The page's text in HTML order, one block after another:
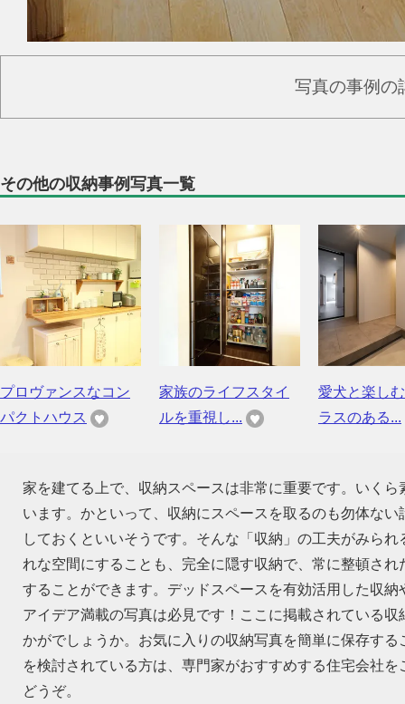
写真の事例の
その他の収納事例写真一覧
プロヴァンスなコン
パクトハウス
家族のライフスタイ
ルを重視し...
愛犬と楽し
ラスのある...
家を建てる上で、収納スペースは非常に重要です。いく
います。かといって、収納にスペースを取るのも勿体な
しておくといいそうです。そんな「収納」の工夫がみら
れな空間にすることも、完全に隠す収納で、常に整頓さ
することができます。デッドスペースを有効活用した収
アイデア満載の写真は必見です！ここに掲載されている
かがでしょうか。お気に入りの収納写真を簡単に保存す
を検討されている方は、専門家がおすすめする住宅会社
どうぞ。